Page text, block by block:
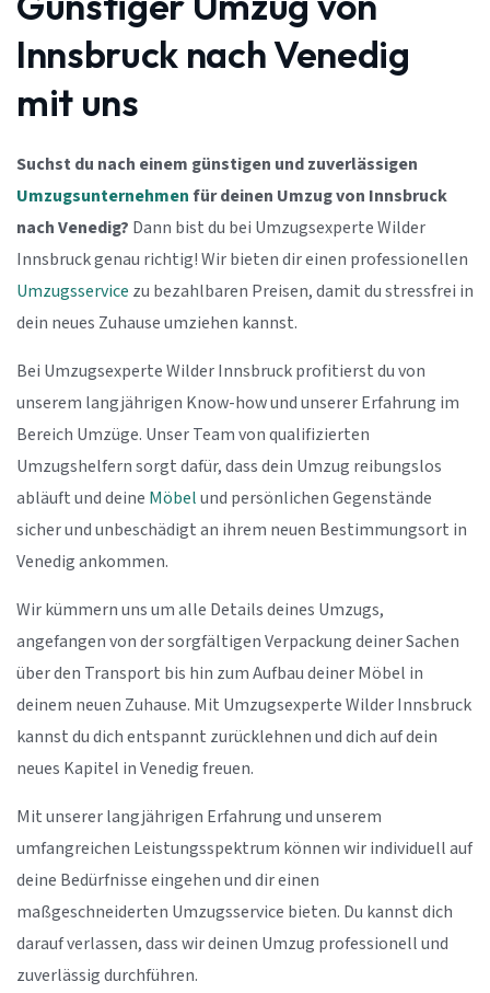
Innsbruck nach Venedig
mit uns
Suchst du nach einem günstigen und zuverlässigen
Umzugsunternehmenfür deinen Umzug von Innsbruck
nach Venedig? Dann bist du bei Umzugsexperte Wilder
Innsbruck genau richtig! Wir bieten dir einen professionellen
Umzugsservice zu bezahlbaren Preisen, damit du stressfrei in
dein neues Zuhause umziehen kannst.
Bei Umzugsexperte Wilder Innsbruck profitierst du von
unserem langjährigen Know-how und unserer Erfahrung im
Bereich Umzüge. Unser Team von qualifizierten
Umzugshelfern sorgt dafür, dass dein Umzug reibungslos
abläuft und deine Möbelund persönlichen Gegenstände
sicher und unbeschädigt an ihrem neuen Bestimmungsort in
Venedig ankommen.
Wir kümmern uns um alle Details deines Umzugs,
angefangen von der sorgfältigen Verpackung deiner Sachen
über den Transport bis hin zum Aufbau deiner Möbel in
deinem neuen Zuhause. Mit Umzugsexperte Wilder Innsbruck
kannst du dich entspannt zurücklehnen und dich auf dein
neues Kapitel in Venedig freuen.
Mit unserer langjährigen Erfahrung und unserem
umfangreichen Leistungsspektrum können wir individuell auf
deine Bedürfnisse eingehen und dir einen
maßgeschneiderten Umzugsservice bieten. Du kannst dich
darauf verlassen, dass wir deinen Umzug professionell und
zuverlässig durchführen.